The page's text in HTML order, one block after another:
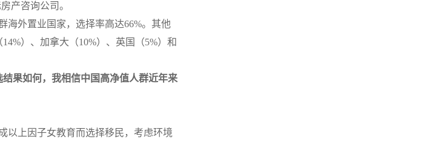
产咨询公司。
海外置业国家，选择率高达66%。其他
）、加拿大（10%）、英国（5%）和
果如何，我相信中国高净值人群近年来
以上因子女教育而选择移民，考虑环境